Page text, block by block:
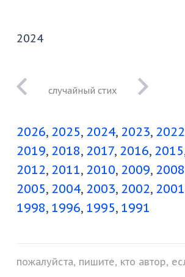
2024
любим
2026 2025 2024 2023 2022
2019 2018 2017 2016 2015
2012 2011 2010 2009 2008
2005 2004 2003 2002 2001
1998 1996 1995 1991
пожалуйста, пишите, кто автор,